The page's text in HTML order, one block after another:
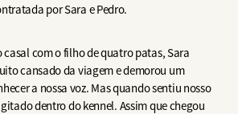
por Sara e Pedro.
casal com o filho de quatro patas, Sara
cansado da viagem e demorou um
a nossa voz. Mas quando sentiu nosso
dentro do kennel. Assim que chegou